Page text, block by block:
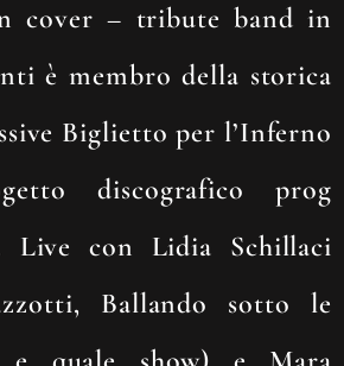
cover – tribute band in
è membro della storica
Biglietto per l’Inferno
discografico prog
Live con Lidia Schillaci
Ballando sotto le